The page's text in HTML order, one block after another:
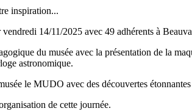
inspiration...
14/11/2025 avec 49 adhérents à
du musée avec la présentation de la
astronomique.
le MUDO avec des découvertes
de cette journée.